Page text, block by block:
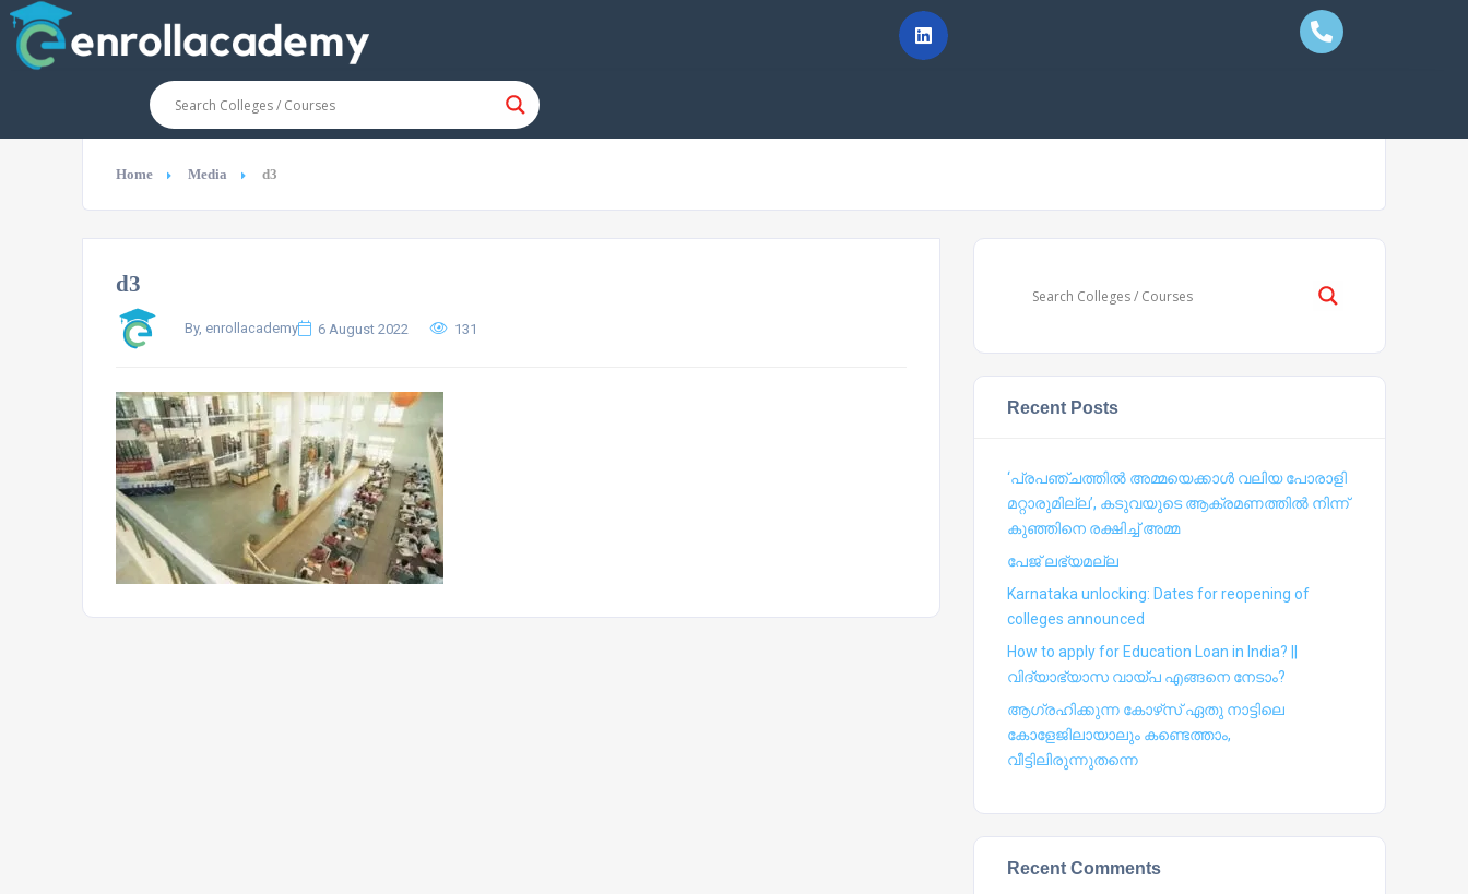
Home Media d3
d3
By, enrollacademy 6 August 2022 131
Recent Posts
‘പ്രപഞ്ചത്തില്‍ അമ്മയെക്കാള്‍ വലിയ പോരാളി
മറ്റാരുമില്ല’, കടുവയുടെ ആക്രമണത്തില്‍ നിന്ന്
കുഞ്ഞിനെ രക്ഷിച്ച് അമ്മ
പേജ് ലഭ്യമല്ല
Karnataka unlocking: Dates for reopening of
colleges announced
How to apply for Education Loan in India? ||
വിദ്യാഭ്യാസ വായ്പ എങ്ങനെ നേടാം?
ആഗ്രഹിക്കുന്ന കോഴ്‍സ് ഏതു നാട്ടിലെ
കോളേജിലായാലും കണ്ടെത്താം,
വീട്ടിലിരുന്നുതന്നെ
Recent Comments